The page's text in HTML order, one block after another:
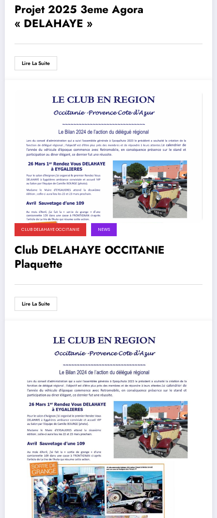
Projet 2025 3eme Agora
« DELAHAYE »
Lire La Suite
CLUB DELAHAYE OCCITANIE NEWS
Club DELAHAYE OCCITANIE
Plaquette
Lire La Suite